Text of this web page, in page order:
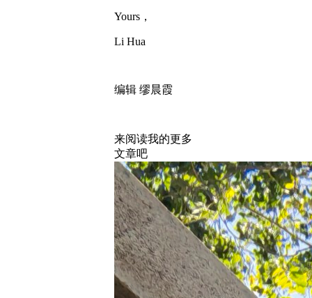
Yours，
Li Hua
编辑 缪晨霞
来阅读我的更多
文章吧